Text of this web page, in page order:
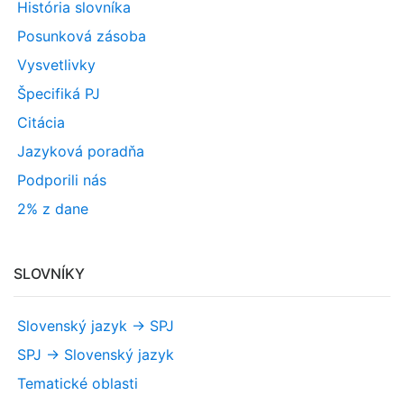
História slovníka
Posunková zásoba
Vysvetlivky
Špecifiká PJ
Citácia
Jazyková poradňa
Podporili nás
2% z dane
SLOVNÍKY
Slovenský jazyk -> SPJ
SPJ -> Slovenský jazyk
Tematické oblasti